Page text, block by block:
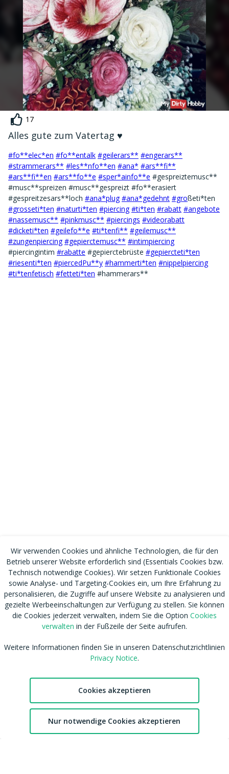
Favoriten
Alles gute zum Vatertag ♥️
17
#fo**elec*en #fo**entalk #geilerars** #engerars**
#strammerars** #les**nfo**en #ana* #ars**fi**
#ars**fi**en #ars**fo**e #sper*ainfo**e #gespreiztemusc**
#musc**spreizen #musc**gespreizt #fo**erasiert
#gespreitzesars**loch #ana*plug #ana*gedehnt #großeti*ten
#grosseti*ten #naturti*ten #piercing #ti*ten #rabatt #angebote
#nassemusc** #pinkmusc** #piercings #videorabatt
#dicketi*ten #geilefo**e #ti*tenfi** #geilemusc**
#zungenpiercing #gepierctemusc** #intimpiercing
#piercingintim #rabatte #gepierctebrüste #gepiercteti*ten
#riesenti*ten #piercedPu**y #hammerti*ten #nippelpiercing
#ti*tenfetisch #fetteti*ten #hammerars**
Tags
Download MDH Chat App
FAQ / Kontaktiere uns
Datenschutzhinweis
Cookies verwalten
NCC Policy
Leitlinien zu unserem Empfehlungssystem
Accessibility
Wir verwenden Cookies und ähnliche Technologien, die für den
Betrieb unserer Website erforderlich sind (Essentials Cookies bzw.
Technisch notwendige Cookies). Wir setzen Funktionale Cookies
sowie Analyse- und Targeting-Cookies ein, um Ihre Erfahrung zu
personalisieren, die Zugriffe auf unsere Website zu analysieren und
gezielte Werbeeinschaltungen zur Verfügung zu stellen. Sie können
die Cookies jederzeit verwalten, indem Sie die Option Cookies
verwalten in der Fußzeile der Seite aufrufen.
Weitere Informationen finden Sie in unseren Datenschutzrichtlinien
Privacy Notice.
Cookies akzeptieren
Nur notwendige Cookies akzeptieren